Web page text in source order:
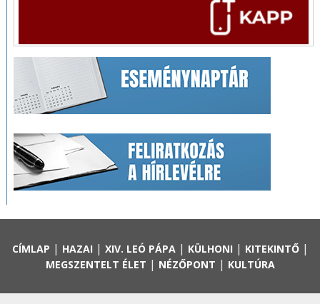
CÍMLAP | HAZAI | XIV. LEÓ PÁPA| KÜLHONI | KITEKINTŐ|
MEGSZENTELT ÉLET | NÉZŐPONT | KULTÚRA